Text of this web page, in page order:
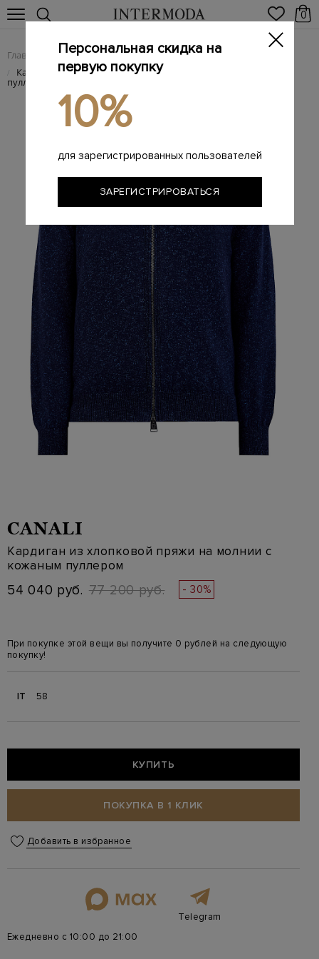
0
Главная Мужчинам / Одежда / Трикотаж
/ Кардиган из хлопковой пряжи на молнии с кожаным
пуллером
CANALI
Кардиган из хлопковой пряжи на молнии с
кожаным пуллером
54 040 руб. 77 200 руб. - 30%
При покупке этой вещи вы получите 0 рублей на следующую
покупку!
IT 58
КУПИТЬ
ПОКУПКА В 1 КЛИК
Добавить в избранное
Telegram
Ежедневно с 10:00 до 21:00
Персональная скидка на
первую покупку
10%
для зарегистрированных пользователей
ЗАРЕГИСТРИРОВАТЬСЯ